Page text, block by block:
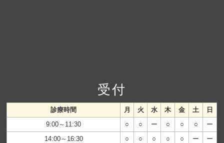
受付
診療時間 月 火 水 木 金 土
日
9:00～11:30
○ ○ ー ○ ○ ○
ー
14:00～16:30
○ ○ ○ ○ ○ ー
ー